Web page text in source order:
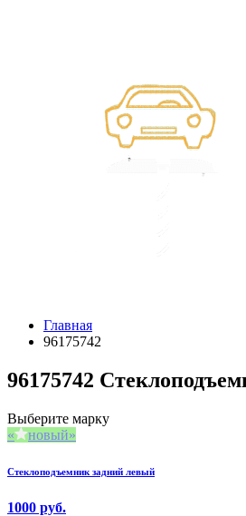
Главная
96175742
96175742
Выберите марку
новый
Стеклоподъемник задний левый
1000 руб.